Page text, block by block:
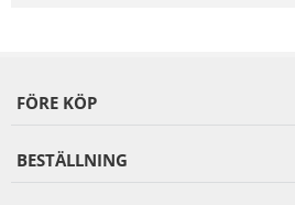
FÖRE KÖP
BESTÄLLNING